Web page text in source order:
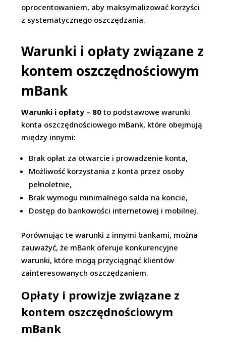
oprocentowaniem, aby maksymalizować korzyści
z systematycznego oszczędzania.
Warunki i opłaty związane z
kontem oszczędnościowym
mBank
Warunki i opłaty – 80 to podstawowe warunki
konta oszczędnościowego mBank, które obejmują
między innymi:
Brak opłat za otwarcie i prowadzenie konta,
Możliwość korzystania z konta przez osoby
pełnoletnie,
Brak wymogu minimalnego salda na koncie,
Dostęp do bankowości internetowej i mobilnej.
Porównując te warunki z innymi bankami, można
zauważyć, że mBank oferuje konkurencyjne
warunki, które mogą przyciągnąć klientów
zainteresowanych oszczędzaniem.
Opłaty i prowizje związane z
kontem oszczędnościowym
mBank